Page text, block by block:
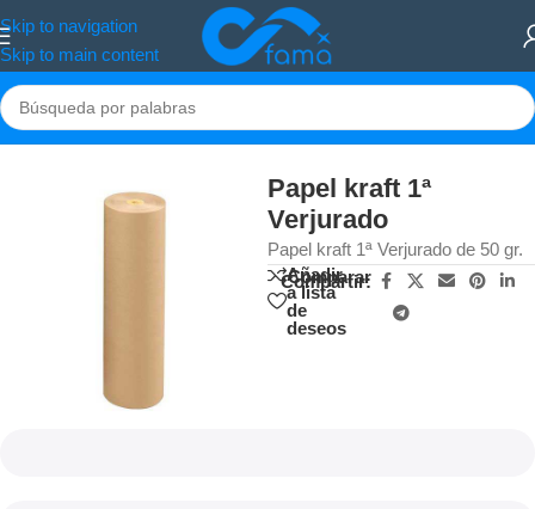
Skip to navigation
Skip to main content
Inicio/Papel decoración
Papel kraft 1ª
Verjurado
Papel kraft 1ª Verjurado de 50 gr.
Comparar
Añadir
a lista
de
deseos
Compartir: